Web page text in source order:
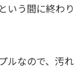
いう間に終わり
ルなので、汚れ